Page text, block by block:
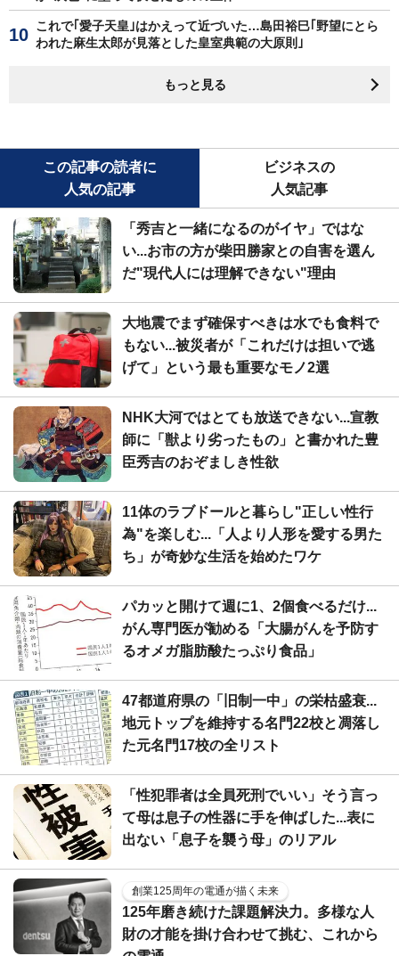
これで｢愛子天皇｣はかえって近づいた…島田裕巳｢野望にとら
われた麻生太郎が見落とした皇室典範の大原則｣
もっと見る
この記事の読者に
人気の記事
ビジネスの
人気記事
「秀吉と一緒になるのがイヤ」ではな
い...お市の方が柴田勝家との自害を選ん
だ"現代人には理解できない"理由
大地震でまず確保すべきは水でも食料で
もない...被災者が「これだけは担いで逃
げて」という最も重要なモノ2選
NHK大河ではとても放送できない...宣教
師に「獣より劣ったもの」と書かれた豊
臣秀吉のおぞましき性欲
11体のラブドールと暮らし"正しい性行
為"を楽しむ...「人より人形を愛する男た
ち」が奇妙な生活を始めたワケ
パカッと開けて週に1、2個食べるだけ...
がん専門医が勧める「大腸がんを予防す
るオメガ脂肪酸たっぷり食品」
47都道府県の「旧制一中」の栄枯盛衰...
地元トップを維持する名門22校と凋落し
た元名門17校の全リスト
「性犯罪者は全員死刑でいい」そう言っ
て母は息子の性器に手を伸ばした...表に
出ない「息子を襲う母」のリアル
創業125周年の電通が描く未来
125年磨き続けた課題解決力。多様な人
財の才能を掛け合わせて挑む、これから